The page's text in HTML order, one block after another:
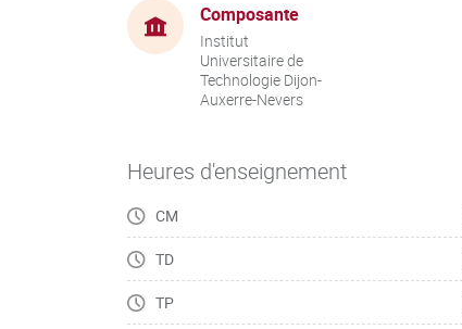
Composante
Institut
Universitaire de
Technologie Dijon-
Auxerre-Nevers
Heures d'enseignement
CM
TD
TP